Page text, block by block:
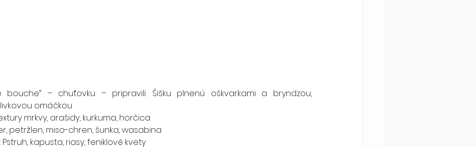
bouche“ – chuťovku – pripravili: Šišku plnenú oškvarkami a bryndzou,
omáčkou
mrkvy, arašidy, kurkuma, horčica
petržlen, miso-chren, šunka, wasabina
Pstruh, kapusta, riasy, feniklové kvety